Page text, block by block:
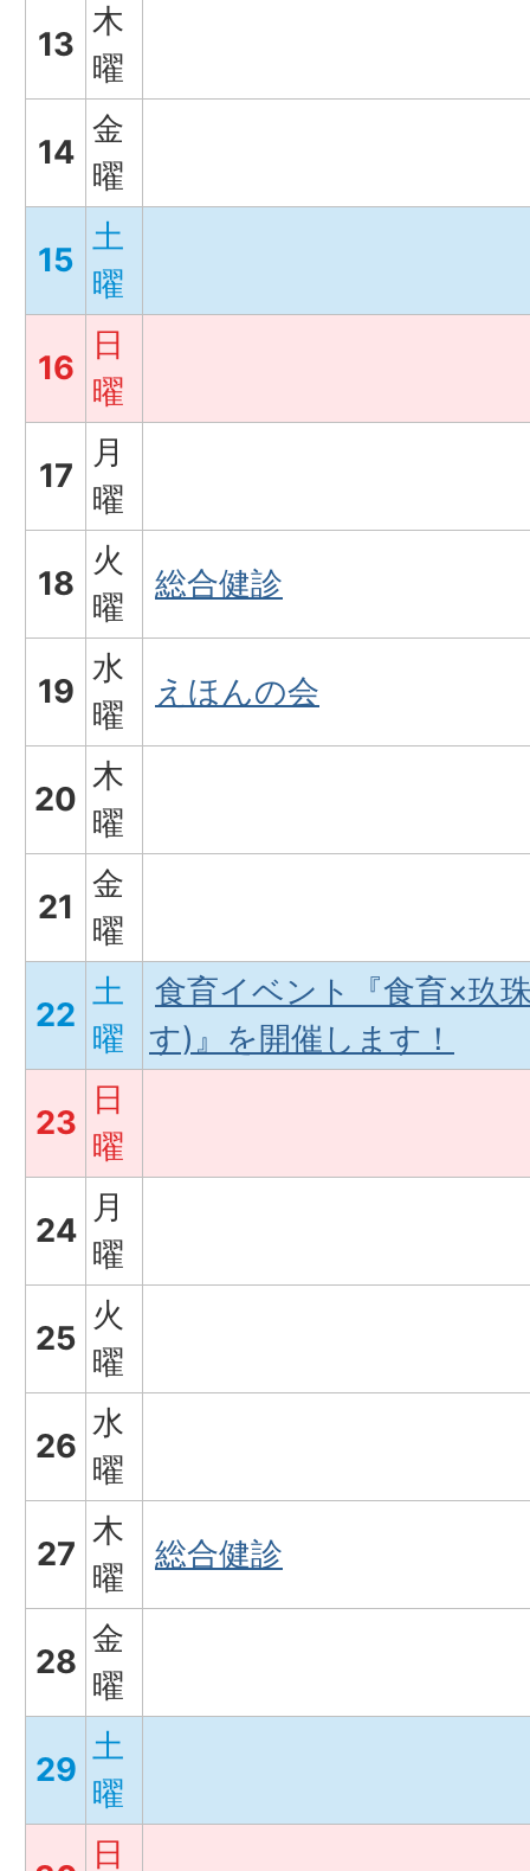
13
木
曜
14
金
曜
15
土
曜
16
日
曜
17
月
曜
18
火
曜
総合健診
19
水
曜
えほんの会
20
木
曜
21
金
曜
22
土
曜
食育イベント『食育×玖
す)』を開催します！
23
日
曜
24
月
曜
25
火
曜
26
水
曜
27
木
曜
総合健診
28
金
曜
29
土
曜
日